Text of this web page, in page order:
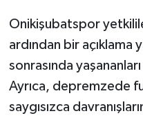
Onikişubatspor
ardından bir açıklama
sonrasında
Ayrıca, depremzede
saygısızca